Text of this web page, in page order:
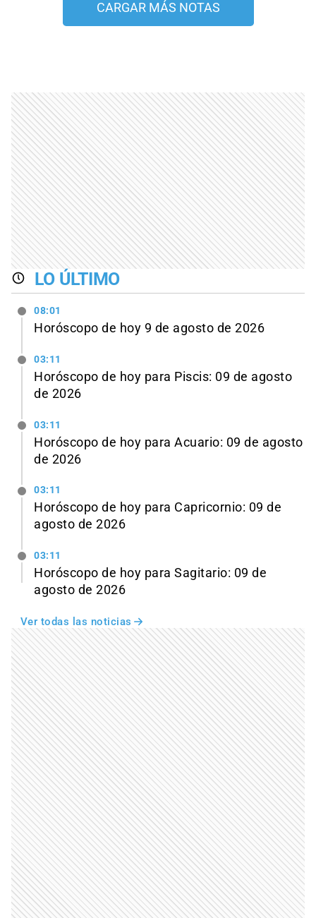
CARGAR MÁS NOTAS
LO ÚLTIMO
08:01
Horóscopo de hoy 9 de agosto de 2026
03:11
Horóscopo de hoy para Piscis: 09 de agosto
de 2026
03:11
Horóscopo de hoy para Acuario: 09 de agosto
de 2026
03:11
Horóscopo de hoy para Capricornio: 09 de
agosto de 2026
03:11
Horóscopo de hoy para Sagitario: 09 de
agosto de 2026
Ver todas las noticias